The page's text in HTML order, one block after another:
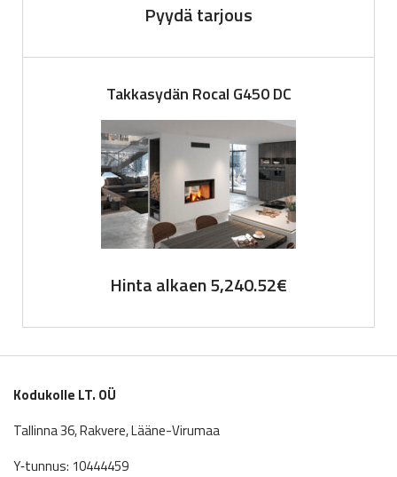
Pyydä tarjous
Takkasydän Rocal G450 DC
Hinta alkaen5,240.52€
Kodukolle LT. OÜ
Tallinna 36, Rakvere, Lääne-Virumaa
Y‑tunnus: 10444459